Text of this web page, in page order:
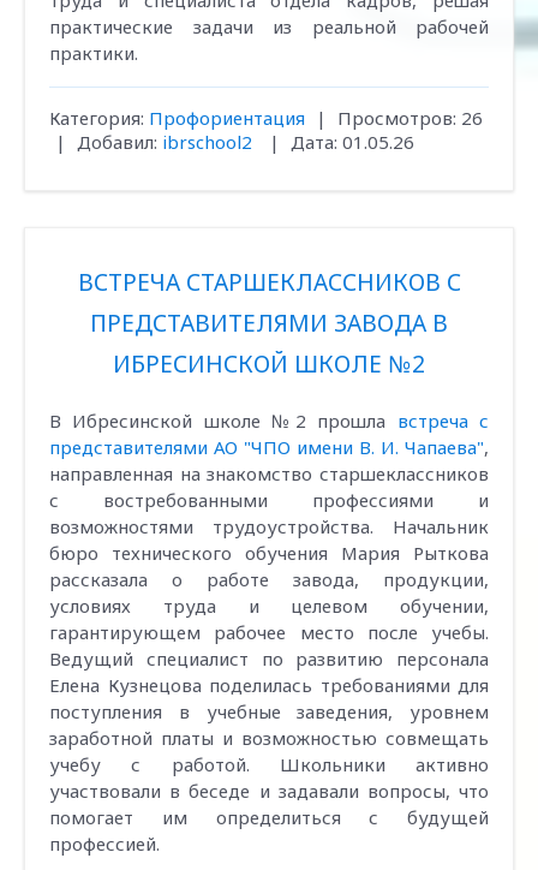
практические задачи из реальной рабочей
практики.
Категория: Профориентация | Просмотров: 26
|
Добавил: ibrschool2 | Дата: 01.05.26
ВСТРЕЧА СТАРШЕКЛАССНИКОВ С
ПРЕДСТАВИТЕЛЯМИ ЗАВОДА В
ИБРЕСИНСКОЙ ШКОЛЕ №2
В Ибресинской школе №2 прошла встреча с
представителями АО "ЧПО имени В. И. Чапаева",
направленная на знакомство старшеклассников
с востребованными профессиями и
возможностями трудоустройства. Начальник
бюро технического обучения Мария Рыткова
рассказала о работе завода, продукции,
условиях труда и целевом обучении,
гарантирующем рабочее место после учебы.
Ведущий специалист по развитию персонала
Елена Кузнецова поделилась требованиями для
поступления в учебные заведения, уровнем
заработной платы и возможностью совмещать
учебу с работой. Школьники активно
участвовали в беседе и задавали вопросы, что
помогает им определиться с будущей
профессией.